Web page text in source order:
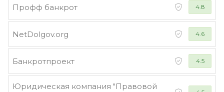
Профф банкрот 4.8
NetDolgov.org 4.6
Банкротпроект 4.5
Юридическая компания "Правовой